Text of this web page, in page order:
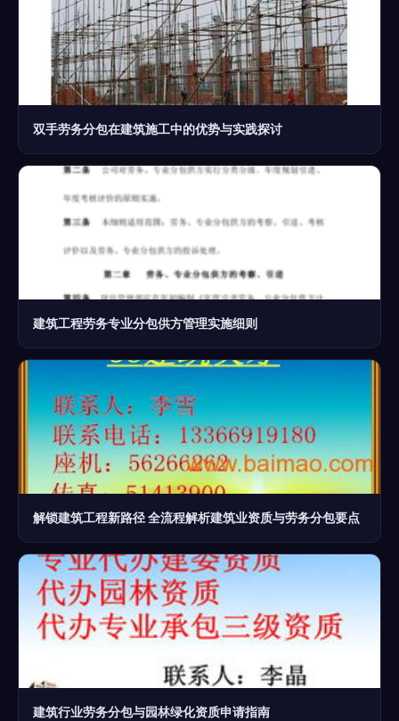
双手劳务分包在建筑施工中的优势与实践探讨
建筑工程劳务专业分包供方管理实施细则
解锁建筑工程新路径 全流程解析建筑业资质与劳务分包要点
建筑行业劳务分包与园林绿化资质申请指南